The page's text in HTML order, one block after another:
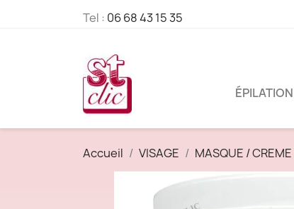
Tel : 06 68 43 15 35
ÉPILATION
Accueil VISAGE MASQUE / CREME